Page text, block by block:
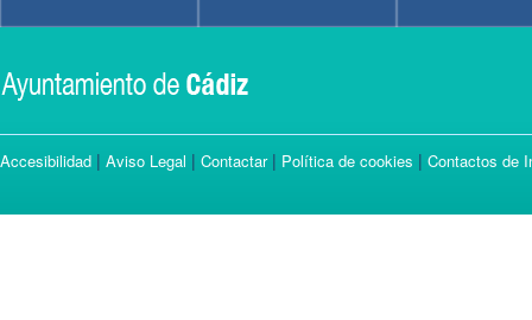
Accesibilidad | Aviso Legal | Contactar| Política de cookies | Contactos de